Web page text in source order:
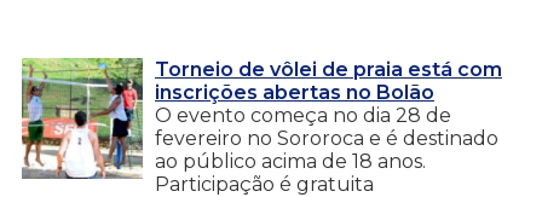
Torneio de vôlei de praia está com
inscrições abertas no Bolão
O evento começa no dia 28 de
fevereiro no Sororoca e é destinado
ao público acima de 18 anos.
Participação é gratuita